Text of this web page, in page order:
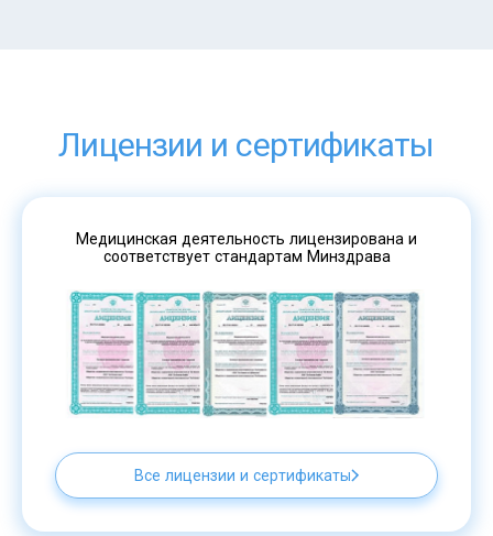
Лицензии и сертификаты
Медицинская деятельность лицензирована и
соответствует стандартам Минздрава
Все лицензии и сертификаты